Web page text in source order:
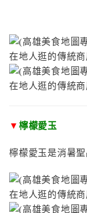
▼ 檸檬愛玉
檸檬愛玉是消暑